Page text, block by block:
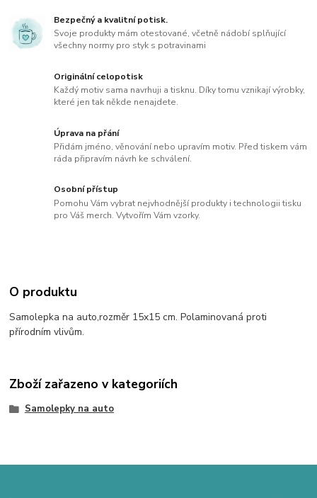
Bezpečný a kvalitní potisk.
Svoje produkty mám otestované, včetně nádobí splňující
všechny normy pro styk s potravinami
Originální celopotisk
Každý motiv sama navrhuji a tisknu. Díky tomu vznikají výrobky,
které jen tak někde nenajdete.
Úprava na přání
Přidám jméno, věnování nebo upravím motiv. Před tiskem vám
ráda připravím návrh ke schválení.
Osobní přístup
Pomohu Vám vybrat nejvhodnější produkty i technologii tisku
pro Váš merch. Vytvořím Vám vzorky.
O produktu
Samolepka na auto,rozměr 15x15 cm. Polaminovaná proti
přírodním vlivům.
Zboží zařazeno v kategoriích
Samolepky na auto